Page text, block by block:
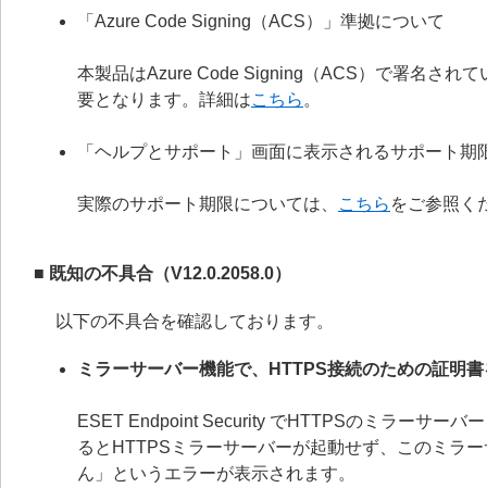
「Azure Code Signing（ACS）」準拠について
本製品はAzure Code Signing（ACS）で署名され
要となります。詳細はこちら 。
「ヘルプとサポート」画面に表示されるサポート
実際のサポート期限については、 こちら をご参照く
■ 既知の不具合（V12.0.2058.0）
以下の不具合を確認しております。
ミラーサーバー機能で、HTTPS接続のための証明
ESET Endpoint Security でHTTPSのミラーサーバ
るとHTTPSミラーサーバーが起動せず、このミラ
ん」というエラーが表示されます。